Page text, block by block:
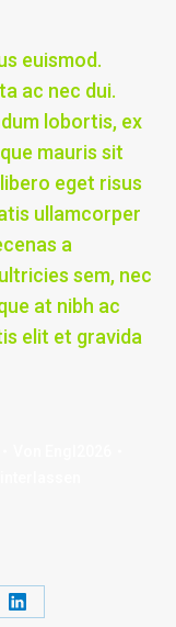
euismod.
ac nec dui.
lobortis, ex
mauris sit
eget risus
ullamcorper
a
sem, nec
at nibh ac
elit et gravida
Teilen